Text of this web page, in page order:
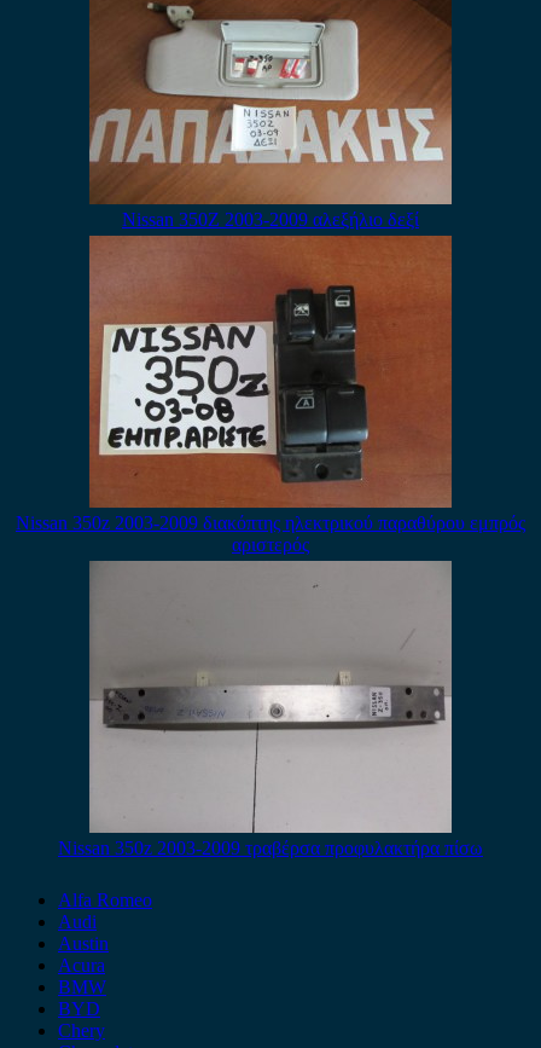
Nissan 350Z 2003-2009 αλεξήλιο δεξί
Nissan 350z 2003-2009 διακόπτης ηλεκτρικού παραθύρου εμπρός
αριστερός
Nissan 350z 2003-2009 τραβέρσα προφυλακτήρα πίσω
Alfa Romeo
Audi
Austin
Acura
BMW
BYD
Chery